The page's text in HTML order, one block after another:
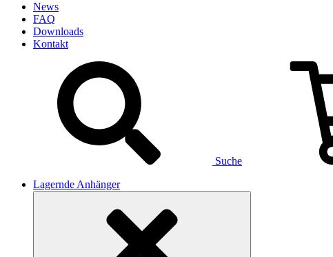
News
FAQ
Downloads
Kontakt
Suche
Lagernde Anhänger